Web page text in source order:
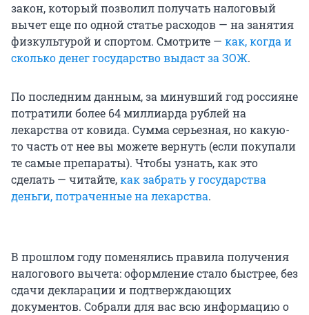
закон, который позволил получать налоговый
вычет еще по одной статье расходов — на занятия
физкультурой и спортом. Смотрите — как, когда и
сколько денег государство выдаст за ЗОЖ.
По последним данным, за минувший год россияне
потратили более 64 миллиарда рублей на
лекарства от ковида. Сумма серьезная, но какую-
то часть от нее вы можете вернуть (если покупали
те самые препараты). Чтобы узнать, как это
сделать — читайте,как забрать у государства
деньги, потраченные на лекарства.
В прошлом году поменялись правила получения
налогового вычета: оформление стало быстрее, без
сдачи декларации и подтверждающих
документов. Собрали для вас всю информацию о